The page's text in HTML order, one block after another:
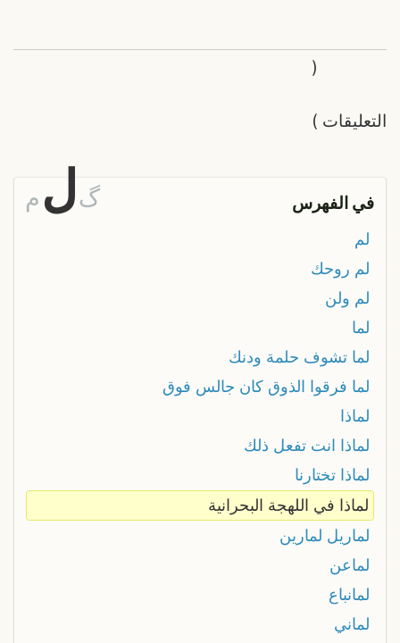
التعليقات
(
)
في الفهرس گل م
لم
لم روحك
لم ولن
لما
لما تشوف حلمة ودنك
لما فرقوا الذوق كان جالس فوق
لماذا
لماذا انت تفعل ذلك
لماذا تختارنا
لماذا في اللهجة البحرانية
لماريل لمارين
لماعن
لمانباع
لماني